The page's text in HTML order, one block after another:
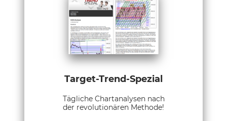
Target-Trend-Spezial
Tägliche Chartanalysen nach
der revolutionären Methode!